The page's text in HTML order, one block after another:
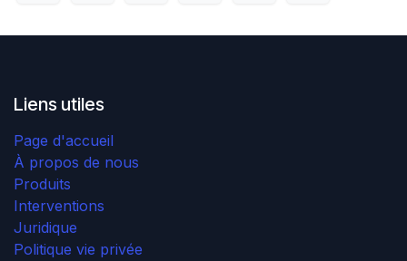
Liens utiles
Page d'accueil
À propos de nous
Produits
Interventions
Juridique
Politique vie privée